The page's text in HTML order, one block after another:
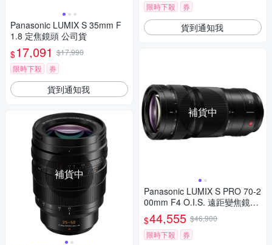
Panasonic LUMIX S 35mm F
1.8 定焦鏡頭 公司貨
$17,091 $17,990
限時下殺
券
貨到通知我
補貨中
限時下殺
券
貨到通知我
補貨中
Panasonic LUMIX S PRO 70-2
00mm F4 O.I.S. 遠距變焦鏡頭
公司貨 S-R70200
$44,555 $46,900
限時下殺
券